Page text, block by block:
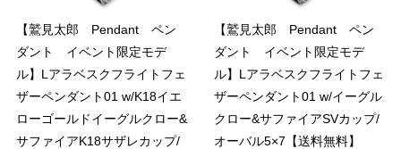
【鷲見太郎 Pendant ペン
ダント イベント限定モデ
ル】Lアラベスクフライトフェ
ザーペンダント01 w/K18イエ
ローゴールドイーグルクロー&
サファイアK18サザレカップ/
【鷲見太郎 Pendant ペン
ダント イベント限定モデ
ル】Lアラベスクフライトフェ
ザーペンダント01 w/イーグル
クロー&サファイアSVカップ/
オーバル5×7【送料無料】